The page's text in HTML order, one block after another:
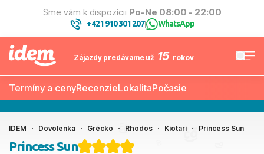
Sme vám k dispozícii Po-Ne 08:00 - 22:00
+421 910 301 207| WhatsApp
Zájazdy predávame už 15 rokov
Termíny a cenyRecenzieLokalitaPočasie
IDEM Dovolenka Grécko Rhodos Kiotari Princess Sun
Princess Sun